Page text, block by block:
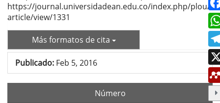
https://journal.universidadean.edu.co/index.php/plou/
article/view/1331
Más formatos de cita
Publicado: Feb 5, 2016
Número